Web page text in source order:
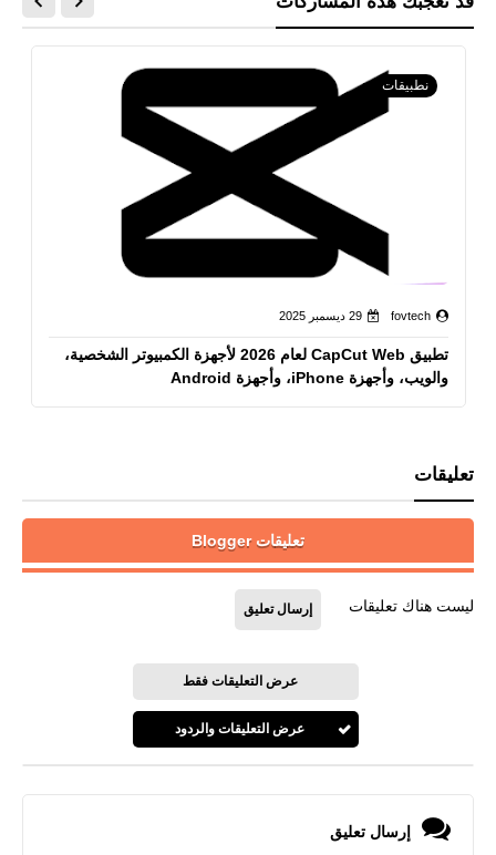
نطبيقات
fovtech 29 ديسمبر 2025
تطبيق CapCut Web لعام 2026 لأجهزة الكمبيوتر الشخصية،
والويب، وأجهزة iPhone، وأجهزة Android
تعليقات
تعليقات Blogger
ليست هناك تعليقات إرسال تعليق
عرض التعليقات فقط
عرض التعليقات والردود
إرسال تعليق